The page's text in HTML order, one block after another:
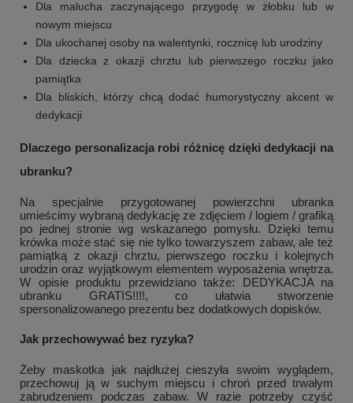
+1
Dla malucha zaczynającego przygodę w żłobku lub w
nowym miejscu
Dla ukochanej osoby na walentynki, rocznicę lub urodziny
Dla dziecka z okazji chrztu lub pierwszego roczku jako
pamiątka
Dla bliskich, którzy chcą dodać humorystyczny akcent w
dedykacji
Dlaczego personalizacja robi różnicę dzięki dedykacji na
ubranku?
Na specjalnie przygotowanej powierzchni ubranka
umieścimy wybraną dedykację ze zdjęciem / logiem / grafiką
po jednej stronie wg wskazanego pomysłu. Dzięki temu
krówka może stać się nie tylko towarzyszem zabaw, ale też
pamiątką z okazji chrztu, pierwszego roczku i kolejnych
urodzin oraz wyjątkowym elementem wyposażenia wnętrza.
W opisie produktu przewidziano także: DEDYKACJA na
ubranku GRATIS!!!!, co ułatwia stworzenie
spersonalizowanego prezentu bez dodatkowych dopisków.
Jak przechowywać bez ryzyka?
Żeby maskotka jak najdłużej cieszyła swoim wyglądem,
przechowuj ją w suchym miejscu i chroń przed trwałym
zabrudzeniem podczas zabaw. W razie potrzeby czyść